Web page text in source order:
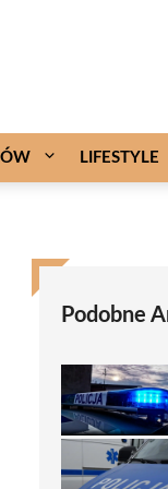
LIFESTYLE
Podobne